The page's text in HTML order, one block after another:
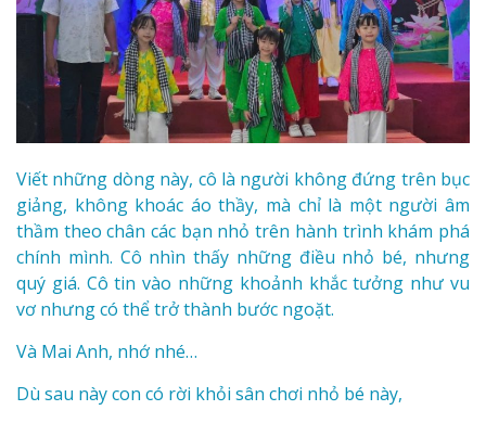
Viết những dòng này, cô là người không đứng trên bục
giảng, không khoác áo thầy, mà chỉ là một người âm
thầm theo chân các bạn nhỏ trên hành trình khám phá
chính mình. Cô nhìn thấy những điều nhỏ bé, nhưng
quý giá. Cô tin vào những khoảnh khắc tưởng như vu
vơ nhưng có thể trở thành bước ngoặt.
Và Mai Anh, nhớ nhé…
Dù sau này con có rời khỏi sân chơi nhỏ bé này,